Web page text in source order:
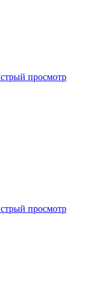
просмотр
просмотр